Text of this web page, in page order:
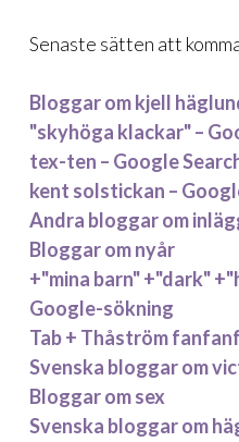
Senaste sätten att
Bloggar om kjell
"skyhöga klackar" –
tex-ten – Google
kent solstickan –
Andra bloggar om
Bloggar om nyår
+"mina barn" +"dark"
Google-sökning
Tab + Thåström
Svenska bloggar om
Bloggar om sex
Svenska bloggar om